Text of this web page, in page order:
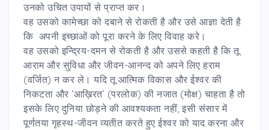
उनको उचित उपायों से प्राप्त कर।
वह उसको कामेच्छा को दबाने से रोकती है और उसे आज्ञा देती है
कि अपनी इच्छाओं को पूरा करने के लिए विवाह करे।
वह उसको इन्द्रिय-दमन से रोकती है और उससे कहती है कि तू
आराम और सुविधा और जीवन-आनन्द को अपने लिए हराम
(वर्जित) न कर ले। यदि तू आत्मिक विकास और ईश्वर की
निकटता और ‘आख़िरत’ (परलोक) की नजात (मोक्ष) चाहता है तो
इसके लिए दुनिया छोड़ने की आवश्यकता नहीं, इसी संसार में
पूर्णतया गृहस्थ-जीवन व्यतीत करते हुए ईश्वर को याद करना और